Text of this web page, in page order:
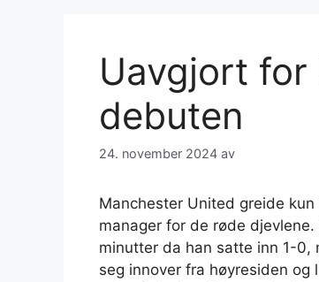
Uavgjort
debuten
24. november 2024 av
Manchester United greide
manager for de røde
minutter da han satte inn 1-0,
seg innover fra høyresiden og